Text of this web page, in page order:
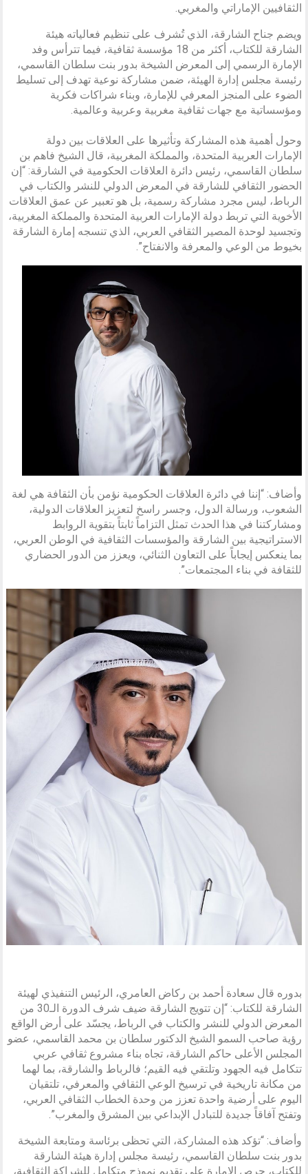
الثقافيين الإماراتي والمغربي.
ويضم جناح الشارقة، الذي تُشرف على تنظيم فعالياته هيئة
الشارقة للكتاب، أكثر من 18 مؤسسة ثقافية، فيما تترأس وفد
الإمارة الرسمي إلى المعرض الشيخة بدور بنت سلطان القاسمي،
رئيسة مجلس إدارة الهيئة، ضمن مشاركة نوعية تهدف إلى تسليط
الضوء على المنجز المعرفي للإمارة، وبناء شراكات فكرية
ومؤسساتية مع جهات ثقافية مغربية وعربية وعالمية.
وحول أهمية هذه المشاركة وتأثيرها على العلاقات بين دولة
الإمارات العربية المتحدة، والمملكة المغربية، قال الشيخ فاهم بن
سلطان القاسمي، رئيس دائرة العلاقات الحكومية في الشارقة: “إن
الحضور الثقافي للشارقة في المعرض الدولي للنشر والكتاب في
الرباط، ليس مجرد مشاركة رسمية، بل هو تعبير عن عمق العلاقات
الأخوية التي تربط دولة الإمارات العربية المتحدة والمملكة المغربية،
وتجسيد لوحدة المصير الثقافي العربي، الذي تنسجه إمارة الشارقة
بخيوط من الوعي والمعرفة والانفتاح”.
وأضاف: “إننا في دائرة العلاقات الحكومية نؤمن بأن الثقافة هي لغة
الشعوب، ورسالة الدول، وجسر راسخ لتعزيز العلاقات الدولية،
ومشاركتنا في هذا الحدث تمثل التزاماً ثابتاً بتقوية الروابط
الاستراتيجية بين الشارقة والمؤسسات الثقافية في الوطن العربي،
بما ينعكس إيجاباً على التعاون الثنائي، ويعزز من الدور الحضاري
للثقافة في بناء المجتمعات”.
بدوره قال سعادة أحمد بن ركاض العامري، الرئيس التنفيذي لهيئة
الشارقة للكتاب: “إن تتويج الشارقة ضيف شرف الدورة الـ30 من
المعرض الدولي للنشر والكتاب في الرباط، يجسّد على أرض الواقع
رؤية صاحب السمو الشيخ الدكتور سلطان بن محمد القاسمي، عضو
المجلس الأعلى حاكم الشارقة، تجاه بناء مشروع ثقافي عربي
تتكامل فيه الجهود وتلتقي فيه القيم؛ فالرباط والشارقة، بما لهما
من مكانة تاريخية في ترسيخ الوعي الثقافي والمعرفي، تلتقيان
اليوم على أرضية واحدة تعزز من وحدة الخطاب الثقافي العربي،
وتفتح آفاقاً جديدة للتبادل الإبداعي بين المشرق والمغرب”.
وأضاف: “تؤكد هذه المشاركة، التي تحظى برئاسة ومتابعة الشيخة
بدور بنت سلطان القاسمي، رئيسة مجلس إدارة هيئة الشارقة
للكتاب، حرص الإمارة على تقديم نموذج متكامل للشراكة الثقافية،